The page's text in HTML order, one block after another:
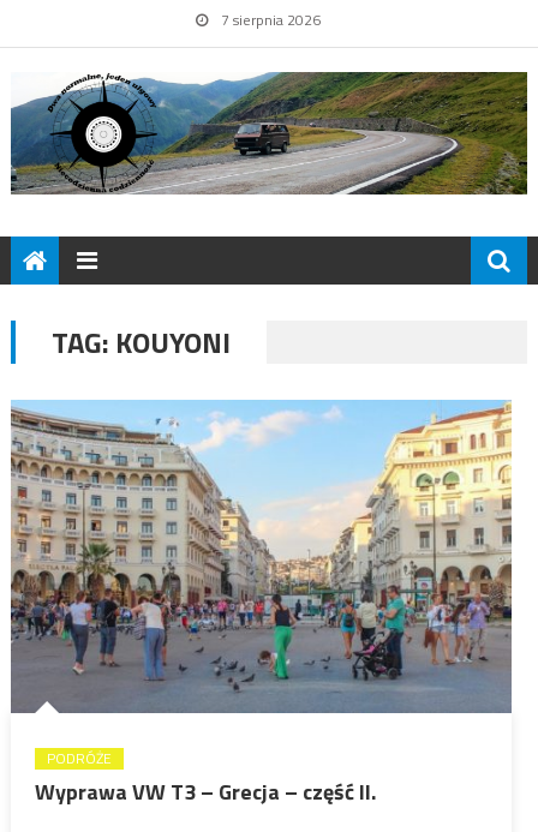
7 sierpnia 2026
TAG: KOUYONI
PODRÓŻE
Wyprawa VW T3 – Grecja – część II.